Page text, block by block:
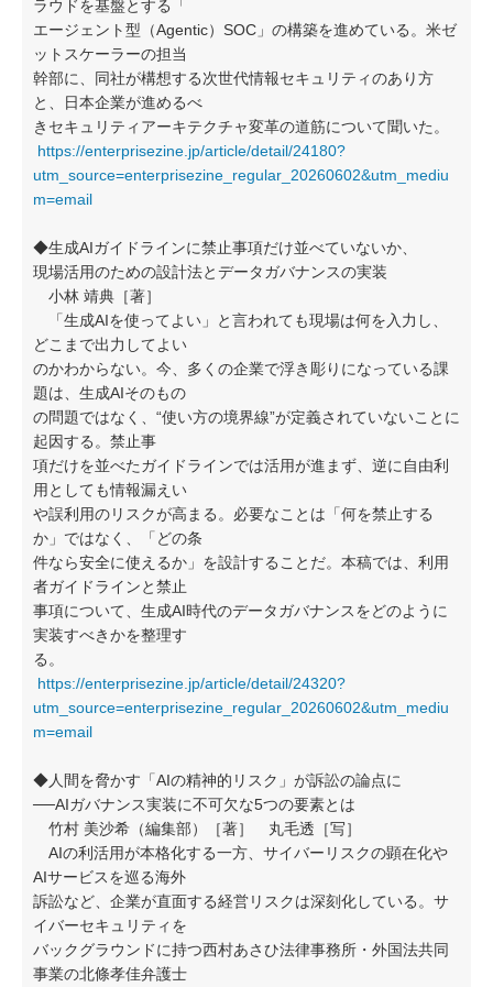
ラウドを基盤とする「
エージェント型（Agentic）SOC」の構築を進めている。米ゼ
ットスケーラーの担当
幹部に、同社が構想する次世代情報セキュリティのあり方
と、日本企業が進めるべ
きセキュリティアーキテクチャ変革の道筋について聞いた。
https://enterprisezine.jp/article/detail/24180?
utm_source=enterprisezine_regular_20260602&utm_mediu
m=email
◆生成AIガイドラインに禁止事項だけ並べていないか、
現場活用のための設計法とデータガバナンスの実装
小林 靖典［著］
「生成AIを使ってよい」と言われても現場は何を入力し、
どこまで出力してよい
のかわからない。今、多くの企業で浮き彫りになっている課
題は、生成AIそのもの
の問題ではなく、“使い方の境界線”が定義されていないことに
起因する。禁止事
項だけを並べたガイドラインでは活用が進まず、逆に自由利
用としても情報漏えい
や誤利用のリスクが高まる。必要なことは「何を禁止する
か」ではなく、「どの条
件なら安全に使えるか」を設計することだ。本稿では、利用
者ガイドラインと禁止
事項について、生成AI時代のデータガバナンスをどのように
実装すべきかを整理す
る。
https://enterprisezine.jp/article/detail/24320?
utm_source=enterprisezine_regular_20260602&utm_mediu
m=email
◆人間を脅かす「AIの精神的リスク」が訴訟の論点に
──AIガバナンス実装に不可欠な5つの要素とは
竹村 美沙希（編集部）［著］ 丸毛透［写］
AIの利活用が本格化する一方、サイバーリスクの顕在化や
AIサービスを巡る海外
訴訟など、企業が直面する経営リスクは深刻化している。サ
イバーセキュリティを
バックグラウンドに持つ西村あさひ法律事務所・外国法共同
事業の北條孝佳弁護士